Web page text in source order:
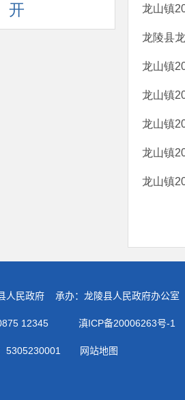
开
龙山镇
龙陵县
龙山镇
龙山镇
龙山镇
龙山镇
龙山镇